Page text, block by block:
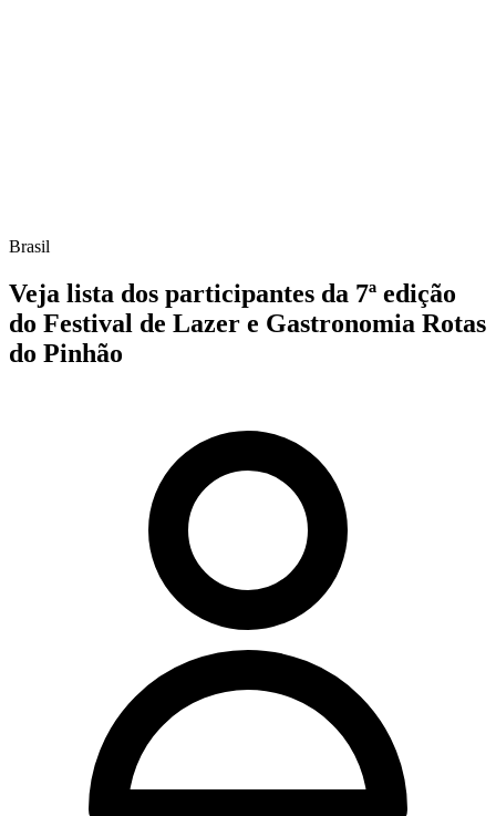
Brasil
Veja lista dos participantes da 7ª edição
do Festival de Lazer e Gastronomia Rotas
do Pinhão